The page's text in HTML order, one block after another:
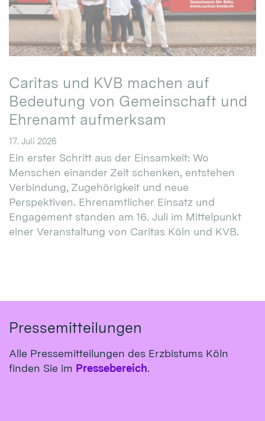
Caritas und KVB machen auf
Bedeutung von Gemeinschaft und
Ehrenamt aufmerksam
17. Juli 2026
Ein erster Schritt aus der Einsamkeit: Wo
Menschen einander Zeit schenken, entstehen
Verbindung, Zugehörigkeit und neue
Perspektiven. Ehrenamtlicher Einsatz und
Engagement standen am 16. Juli im Mittelpunkt
einer Veranstaltung von Caritas Köln und KVB.
Pressemitteilungen
Alle Pressemitteilungen des Erzbistums Köln
finden Sie im Pressebereich.